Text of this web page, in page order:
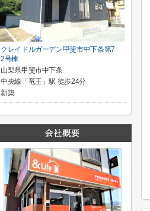
クレイドルガーデン甲斐市中下条第7
2号棟
山梨県甲斐市中下条
中央線「竜王」駅 徒歩24分
新築